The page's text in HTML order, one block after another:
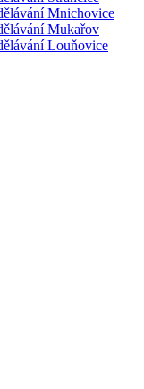
Mnichovice
Mukařov
Louňovice